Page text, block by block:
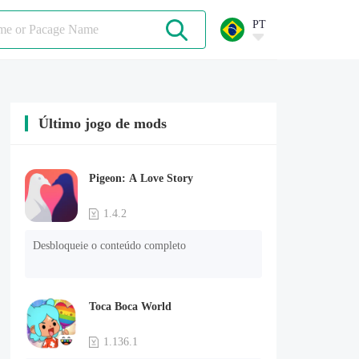
PT
Último jogo de mods
Pigeon: A Love Story
1.4.2
Desbloqueie o conteúdo completo
Toca Boca World
1.136.1